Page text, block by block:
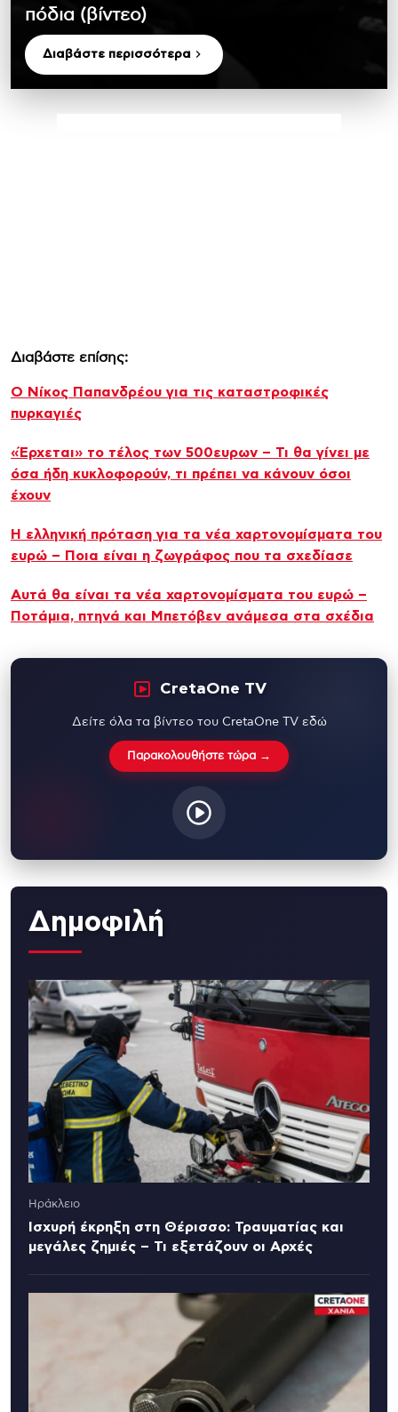
πόδια (βίντεο)
Διαβάστε περισσότερα
Διαβάστε επίσης:
Ο Νίκος Παπανδρέου για τις καταστροφικές
πυρκαγιές
«Έρχεται» το τέλος των 500ευρων – Τι θα γίνει με
όσα ήδη κυκλοφορούν, τι πρέπει να κάνουν όσοι
έχουν
Η ελληνική πρόταση για τα νέα χαρτονομίσματα του
ευρώ – Ποια είναι η ζωγράφος που τα σχεδίασε
Αυτά θα είναι τα νέα χαρτονομίσματα του ευρώ –
Ποτάμια, πτηνά και Μπετόβεν ανάμεσα στα σχέδια
CretaOne TV
Δείτε όλα τα βίντεο του CretaOne TV εδώ
Παρακολουθήστε τώρα →
Δημοφιλή
Ηράκλειο
Ισχυρή έκρηξη στη Θέρισσο: Τραυματίας και
μεγάλες ζημιές – Τι εξετάζουν οι Αρχές